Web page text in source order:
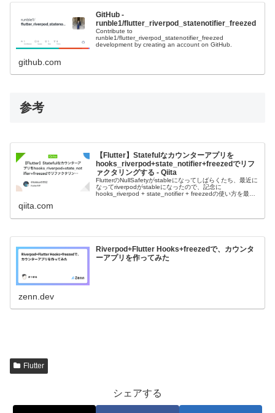
GitHub -
runble1/flutter_riverpod_statenotifier_freezed
Contribute to
runble1/flutter_riverpod_statenotifier_freezed
development by creating an account on GitHub.
github.com
参考
【Flutter】Statefulなカウンターアプリを
hooks_riverpod+state_notifier+freezedでリフ
ァクタリングする - Qiita
FlutterのNullSafetyがstableになってしばらくたち、最近に
なってriverpodがstableになったので、記念に
hooks_riverpod + state_notifier + freezedの使い方を最低
qiita.com
Riverpod+Flutter Hooks+freezedで、カウンタ
ーアプリを作ってみた
zenn.dev
Flutter
シェアする